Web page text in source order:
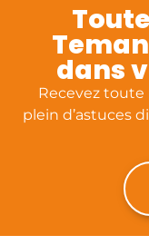
dans
Recevez toute
plein d’astuces